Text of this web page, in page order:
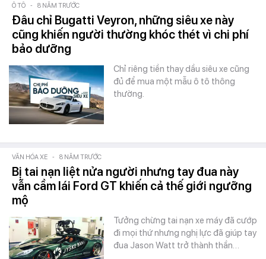
Ô TÔ - 8 NĂM TRƯỚC
Đâu chỉ Bugatti Veyron, những siêu xe này
cũng khiến người thường khóc thét vì chi phí
bảo dưỡng
Chỉ riêng tiền thay dầu siêu xe cũng
đủ để mua một mẫu ô tô thông
thường.
VĂN HÓA XE - 8 NĂM TRƯỚC
Bị tai nạn liệt nửa người nhưng tay đua này
vẫn cầm lái Ford GT khiến cả thế giới ngưỡng
mộ
Tưởng chừng tai nạn xe máy đã cướp
đi mọi thứ nhưng nghị lực đã giúp tay
đua Jason Watt trở thành thần…